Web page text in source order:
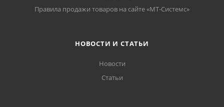
Правила продажи товаров на сайте «МТ-Системс»
НОВОСТИ И СТАТЬИ
Новости
Статьи